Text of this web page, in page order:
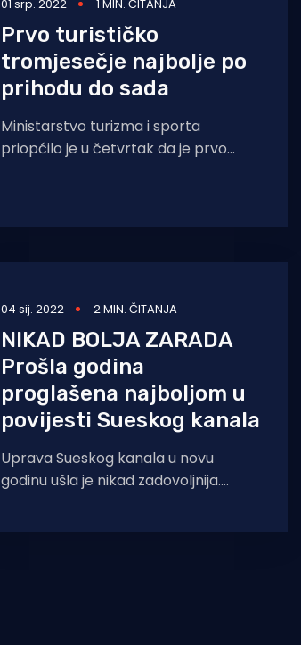
01 srp. 2022 1 MIN. ČITANJA
Prvo turističko
tromjesečje najbolje po
prihodu do sada
Ministarstvo turizma i sporta
priopćilo je u četvrtak da je prvo
04 sij. 2022 2 MIN. ČITANJA
NIKAD BOLJA ZARADA
Prošla godina
proglašena najboljom u
povijesti Sueskog kanala
Uprava Sueskog kanala u novu
godinu ušla je nikad zadovoljnija.